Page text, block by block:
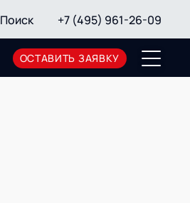
Поиск +7 (495) 961-26-09
ОСТАВИТЬ ЗАЯВКУ